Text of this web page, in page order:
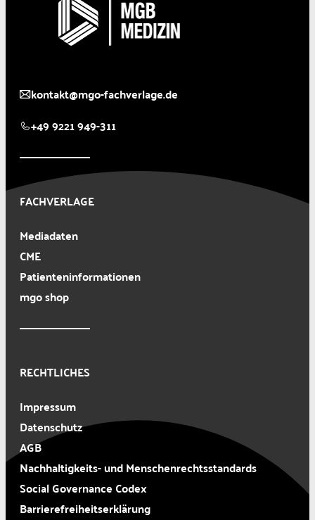
kontakt@mgo-fachverlage.de
+49 9221 949-311
FACHVERLAGE
Mediadaten
CME
Patienteninformationen
mgo shop
RECHTLICHES
Impressum
Datenschutz
AGB
Nachhaltigkeits- und Menschenrechtsstandards
Social Governance Codex
Barrierefreiheitserklärung